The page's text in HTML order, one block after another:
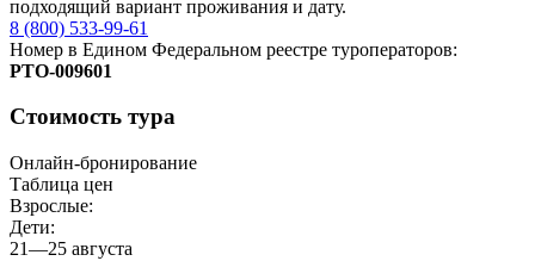
подходящий вариант проживания и дату.
8 (800) 533-99-61
Номер в Едином Федеральном реестре туроператоров:
РTO‑009601
Стоимость тура
Онлайн-бронирование
Таблица цен
Взрослые:
Дети:
21—25 августа